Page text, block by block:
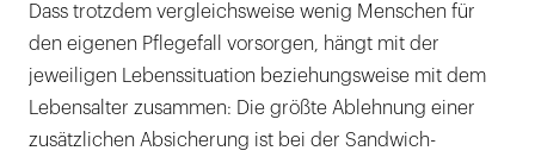
Dass trotzdem vergleichsweise wenig Menschen für
den eigenen Pflegefall vorsorgen, hängt mit der
jeweiligen Lebenssituation beziehungsweise mit dem
Lebensalter zusammen: Die größte Ablehnung einer
zusätzlichen Absicherung ist bei der Sandwich-